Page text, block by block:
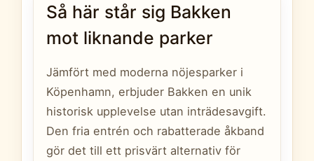
Så här står sig Bakken
mot liknande parker
Jämfört med moderna nöjesparker i
Köpenhamn, erbjuder Bakken en unik
historisk upplevelse utan inträdesavgift.
Den fria entrén och rabatterade åkband
gör det till ett prisvärt alternativ för